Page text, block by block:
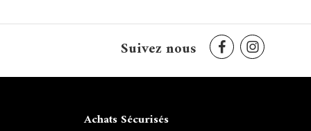
Suivez nous
Achats Sécurisés